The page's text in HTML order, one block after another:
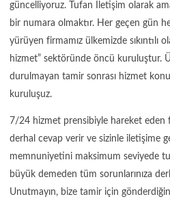
güncelliyoruz. Tufan İletişim olarak
bir numara olmaktır. Her geçen gün
yürüyen firmamız ülkemizde sıkıntılı
hizmet” sektöründe öncü kuruluştur.
durulmayan tamir sonrası hizmet
kuruluşuz.
7/24 hizmet prensibiyle hareket eden
derhal cevap verir ve sizinle iletişime
memnuniyetini maksimum seviyede
büyük demeden tüm sorunlarınıza
Unutmayın, bize tamir için